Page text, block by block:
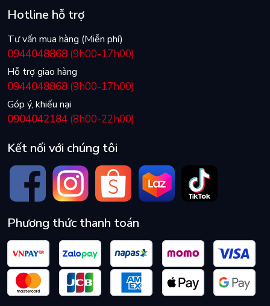
Hotline hỗ trợ
Tư vấn mua hàng (Miễn phí)
0944048868 (9h00-17h00)
Hỗ trợ giao hàng
0944048868 (9h00-17h00)
Góp ý, khiếu nại
0904042184 (8h00-22h00)
Kết nối với chúng tôi
Phương thức thanh toán